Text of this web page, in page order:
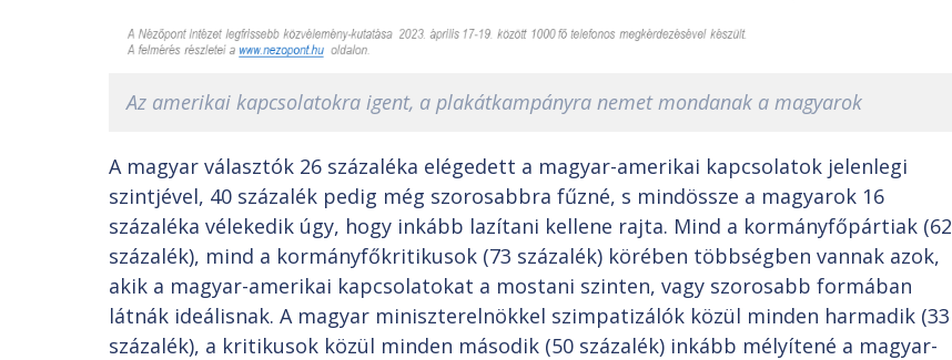
Az amerikai kapcsolatokra igent, a plakátkampányra nemet mondanak a magyarok
A magyar választók 26 százaléka elégedett a magyar-amerikai kapcsolatok jelenlegi
szintjével, 40 százalék pedig még szorosabbra fűzné, s mindössze a magyarok 16
százaléka vélekedik úgy, hogy inkább lazítani kellene rajta. Mind a kormányfőpártiak (62
százalék), mind a kormányfőkritikusok (73 százalék) körében többségben vannak azok,
akik a magyar-amerikai kapcsolatokat a mostani szinten, vagy szorosabb formában
látnák ideálisnak. A magyar miniszterelnökkel szimpatizálók közül minden harmadik (33
százalék), a kritikusok közül minden második (50 százalék) inkább mélyítené a magyar-